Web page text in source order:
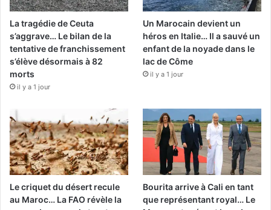
La tragédie de Ceuta
s’aggrave… Le bilan de la
tentative de franchissement
s’élève désormais à 82
morts
il y a 1 jour
Un Marocain devient un
héros en Italie… Il a sauvé un
enfant de la noyade dans le
lac de Côme
il y a 1 jour
Le criquet du désert recule
au Maroc… La FAO révèle la
Bourita arrive à Cali en tant
que représentant royal… Le